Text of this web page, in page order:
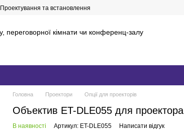
Проектування та встановлення
кімнати чи конференц-залу
Головна Проектори Опції для проекторів
Объектив ET-DLE055 для проектора
В наявності Артикул: ET-DLE055 Написати відгук